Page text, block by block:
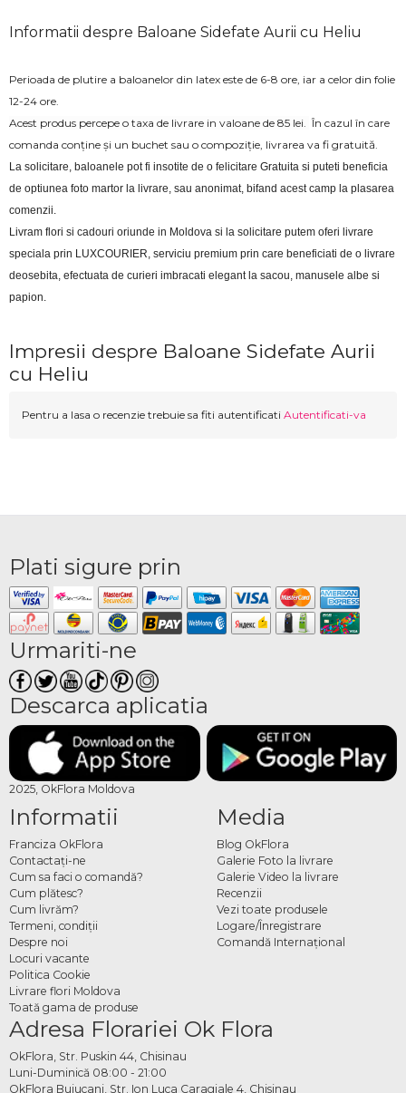
Informatii despre Baloane Sidefate Aurii cu Heliu
Perioada de plutire a baloanelor din latex este de 6-8 ore, iar a celor din folie
12-24 ore.
Acest produs percepe o taxa de livrare in valoane de 85 lei.
În cazul în care
comanda conține și un buchet sau o compoziție, livrarea va fi gratuită.
La solicitare, baloanele pot fi insotite de o felicitare Gratuita si puteti beneficia
de optiunea foto martor la livrare, sau anonimat, bifand acest camp la plasarea
comenzii.
Livram flori si cadouri oriunde in Moldova si la solicitare putem oferi livrare
speciala prin LUXCOURIER, serviciu premium prin care beneficiati de o livrare
deosebita, efectuata de curieri imbracati elegant la sacou, manusele albe si
papion.
Impresii despre Baloane Sidefate Aurii
cu Heliu
Pentru a lasa o recenzie trebuie sa fiti autentificati Autentificati-va
Plati sigure prin
Urmariti-ne
Descarca aplicatia
2025, OkFlora Moldova
Informatii
Franciza OkFlora
Contactaţi-ne
Cum sa faci o comandă?
Cum plătesc?
Cum livrăm?
Termeni, condiţii
Despre noi
Locuri vacante
Politica Cookie
Livrare flori Moldova
Toată gama de produse
Media
Blog OkFlora
Galerie Foto la livrare
Galerie Video la livrare
Recenzii
Vezi toate produsele
Logare/Înregistrare
Comandă Internațional
Adresa Florariei Ok Flora
OkFlora, Str. Puskin 44, Chisinau
Luni-Duminică 08:00 - 21:00
OkFlora Buiucani, Str. Ion Luca Caragiale 4, Chisinau